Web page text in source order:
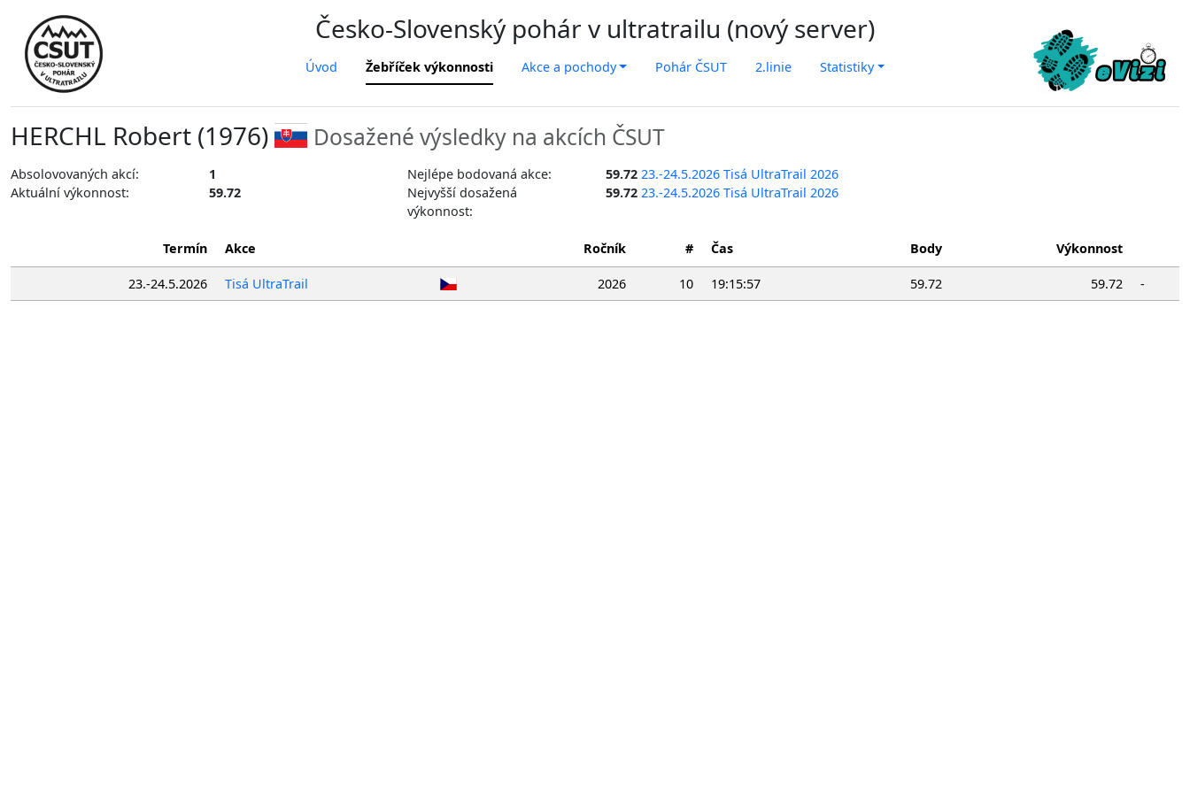
Česko-Slovenský pohár v ultratrailu (nový server)
Úvod Žebříček výkonnosti Akce a pochody Pohár ČSUT 2.linie Statistiky
HERCHL Robert (1976) Dosažené výsledky na akcích ČSUT
Absolovovaných akcí: 1 Nejlépe bodovaná akce: 59.72 23.-24.5.2026 Tisá UltraTrail 2026
Aktuální výkonnost:
59.72
Nejvyšší dosažená
výkonnost:
59.72 23.-24.5.2026 Tisá UltraTrail 2026
Termín Akce Ročník # Čas Body Výkonnost
23.-24.5.2026 Tisá UltraTrail 2026 10 19:15:57 59.72 59.72 -